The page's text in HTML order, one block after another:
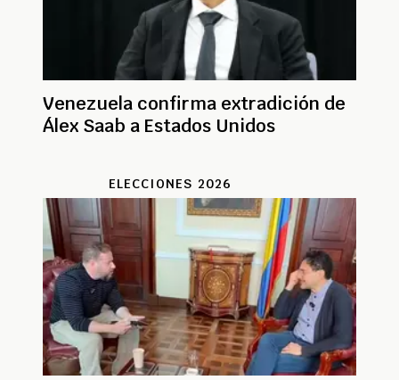
Venezuela confirma extradición de
Álex Saab a Estados Unidos
ELECCIONES 2026